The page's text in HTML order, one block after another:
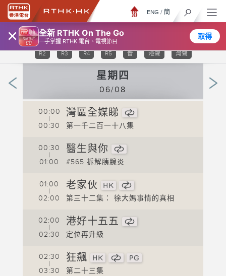
× 全新 RTHK On The Go
一手掌握 RTHK 電台、電視節目
取得
ENG / 簡
TV 31 TV 32 TV 33 R1
R2 R3 R4 R5 普 港聲 灣聲
星期四
06/08
00:00
|
00:30
灣區全媒睇
第一千二百一十八集
00:30
|
01:00
醫生與你
#565 拆解胰腺炎
01:00
|
02:00
老家伙
第三十二集： 徐大媽事情的真相
02:00
|
02:30
港好十五五
定位再升級
02:30
|
03:30
狂飆
第二十三集